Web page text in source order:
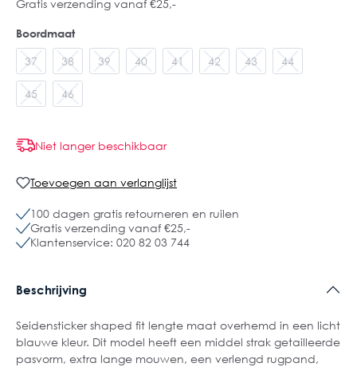
Gratis verzending vanaf €25,-
Boordmaat
37 38 39 40 41 42 43 44
45 46
Niet langer beschikbaar
Toevoegen aan verlanglijst
100 dagen gratis retourneren en ruilen
Gratis verzending vanaf €25,-
Klantenservice: 020 82 03 744
Beschrijving
Seidensticker shaped fit lengte maat overhemd in een licht
blauwe kleur. Dit model heeft een middel strak getailleerde
pasvorm, extra lange mouwen, een verlengd rugpand,